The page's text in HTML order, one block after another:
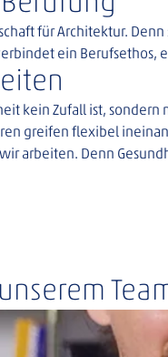
für Architektur.
ein Berufsethos,
kein Zufall ist,
greifen flexibel
arbeiten. Denn